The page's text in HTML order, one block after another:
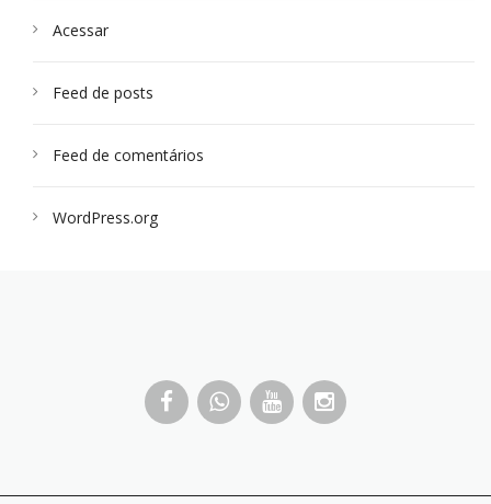
Acessar
Feed de posts
Feed de comentários
WordPress.org